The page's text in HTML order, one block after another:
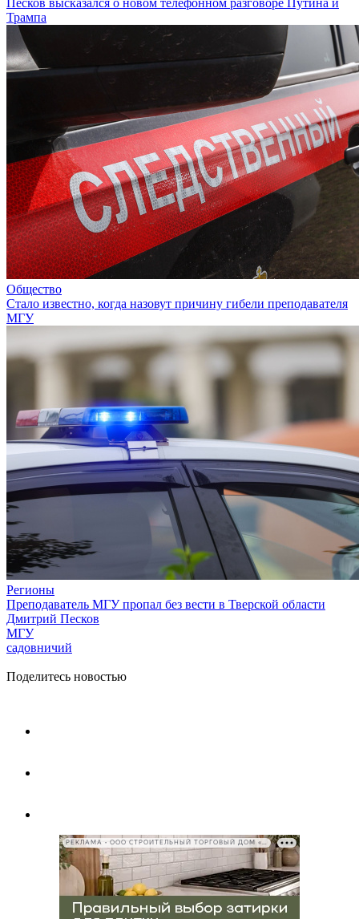
Песков высказался о новом телефонном разговоре Путина и
Трампа
Общество
Стало известно, когда назовут причину гибели преподавателя
МГУ
Регионы
Преподаватель МГУ пропал без вести в Тверской области
Дмитрий Песков
МГУ
садовничий
Поделитесь новостью
РЕКЛАМА • ООО СТРОИТЕЛЬНЫЙ ТОРГОВЫЙ ДОМ «ПЕТРОВИЧ», ИНН 7802348846